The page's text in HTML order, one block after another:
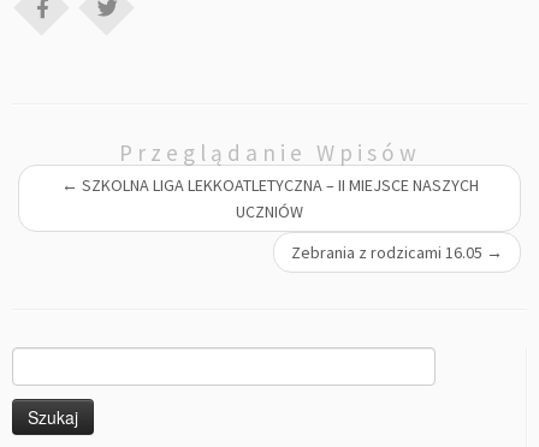
Przeglądanie Wpisów
← SZKOLNA LIGA LEKKOATLETYCZNA – II MIEJSCE NASZYCH
UCZNIÓW
Zebrania z rodzicami 16.05 →